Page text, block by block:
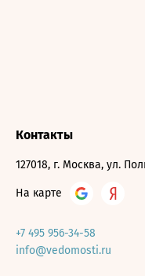
Контакты
127018, г. Москва, ул.
На карте
+7 495 956-34-58
info@vedomosti.ru